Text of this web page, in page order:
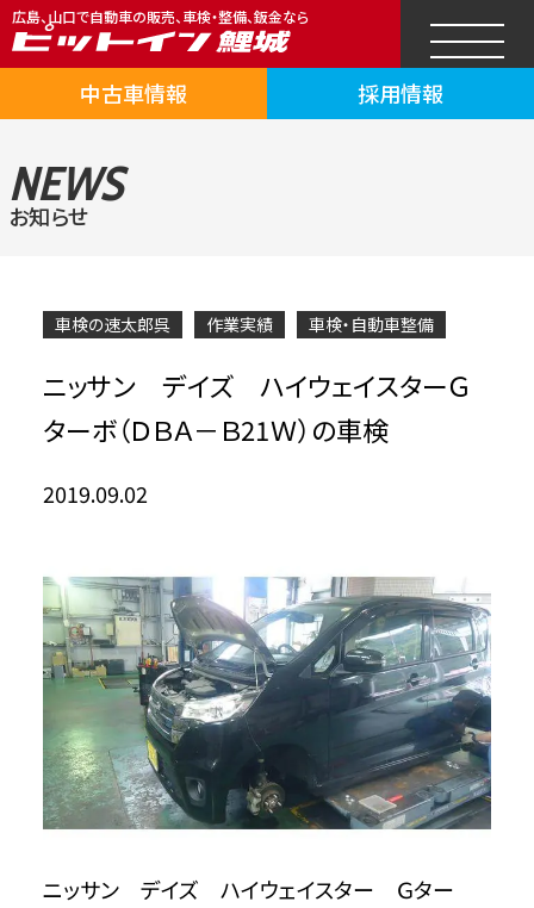
広島、山口で自動車の販売、車検・整備、鈑金なら
中古車情報 採用情報
NEWS
お知らせ
車検の速太郎呉 作業実績 車検・自動車整備
ニッサン デイズ ハイウェイスターＧ
ターボ（ＤＢＡ－Ｂ21Ｗ）の車検
2019.09.02
ニッサン デイズ ハイウェイスター Ｇター